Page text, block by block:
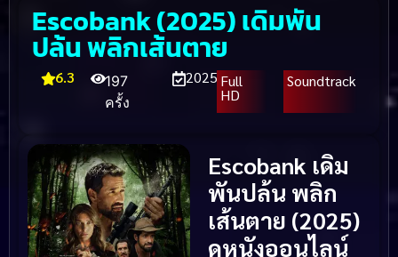
Escobank (2025) เดิมพัน
ปล้น พลิกเส้นตาย
6.3
197
ครั้ง
2025 Full
HD
Soundtrack
Escobank เดิม
พันปล้น พลิก
เส้นตาย (2025)
ดูหนังออนไลน์